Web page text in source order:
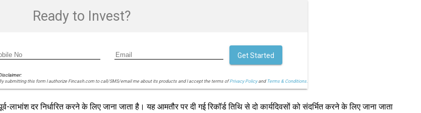
Ready to Invest?
submitting this form I authorize Fincash.com to call/SMS/email me about its products and I accept the terms ofPrivacy Policyand Terms & Conditions.
Get Started
दर निर्धारित करने के लिए जाना जाता है। यह आमतौर पर दी गई रिकॉर्ड तिथि से दो कार्यदिवसों को संदर्भित करने के लिए जाना जाता